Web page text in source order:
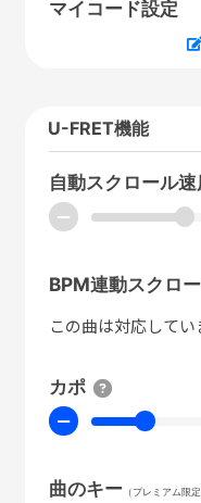
マイコード設定
U-FRET機能
自動スクロール速
ー
BPM連動スクロ
この曲は対応してい
カポ
ー
曲のキー（プレミアム限定